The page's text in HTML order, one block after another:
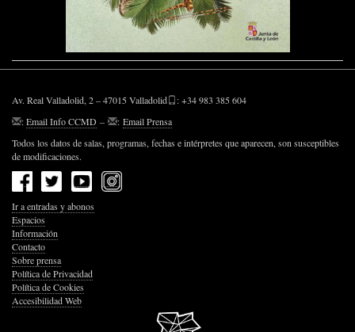
Av. Real Valladolid, 2 – 47015 Valladolid
: +34 983 385 604
:Email Info CCMD – : Email Prensa
Todos los datos de salas, programas, fechas e intérpretes que aparecen, son susceptibles
de modificaciones.
Ir a entradas y abonos
Espacios
Información
Contacto
Sobre prensa
Política de Privacidad
Política de Cookies
Accesibilidad Web